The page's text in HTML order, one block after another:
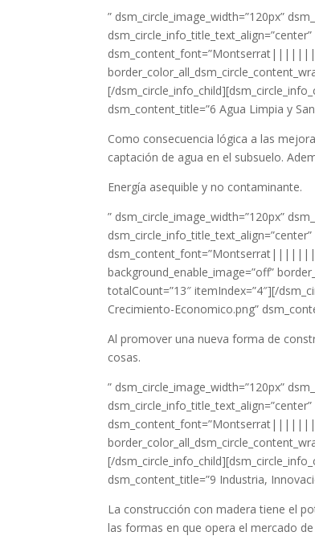
” dsm_circle_image_width=”120px”
dsm_content_font=”Montserrat||||||||”
[/
dsm_content_title=”6 Agua Limpia y
Como consecuencia lógica a las
captación de agua en el subsuelo.
Energía asequible y no contaminante.
” dsm_circle_image_width=”120px”
dsm_content_font=”Montserrat||||||||”
background_enable_image=”off”
totalCount=”13″ itemIndex=”4″][/
Crecimiento-Economico.png”
Al promover una nueva forma de
cosas.
” dsm_circle_image_width=”120px”
dsm_content_font=”Montserrat||||||||”
[/
dsm_content_title=”9 Industria,
La construcción con madera tiene el
las formas en que opera el mercado